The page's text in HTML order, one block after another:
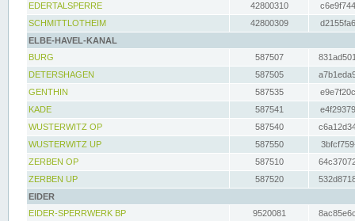
EDERTALSPERRE
42800310
SCHMITTLOTHEIM
42800309
ELBE-HAVEL-KANAL
BURG
587507
DETERSHAGEN
587505
GENTHIN
587535
KADE
587541
WUSTERWITZ OP
587540
WUSTERWITZ UP
587550
ZERBEN OP
587510
ZERBEN UP
587520
EIDER
EIDER-SPERRWERK BP
9520081